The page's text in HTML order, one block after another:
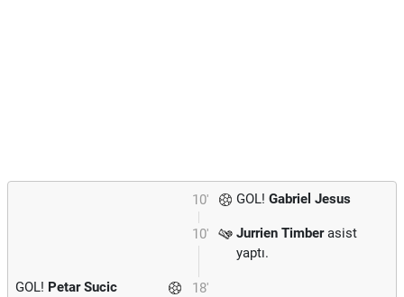
10' GOL! Gabriel Jesus
10' Jurrien Timberasist
yaptı.
18'
GOL! Petar Sucic